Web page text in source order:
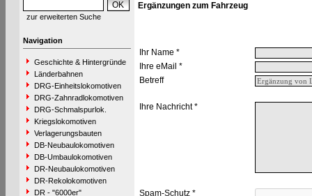
zur erweiterten Suche
Navigation
Geschichte & Hintergründe
Länderbahnen
DRG-Einheitslokomotiven
DRG-Zahnradlokomotiven
DRG-Schmalspurlok.
Kriegslokomotiven
Verlagerungsbauten
DB-Neubaulokomotiven
DB-Umbaulokomotiven
DR-Neubaulokomotiven
DR-Rekolokomotiven
DR - "6000er"
Ergänzungen zum Fahrzeug
Ihr Name *
Ihre eMail *
Betreff
Ihre Nachricht *
Spam-Schutz *